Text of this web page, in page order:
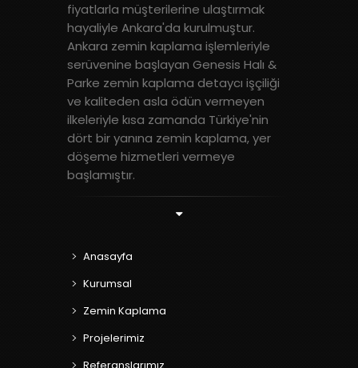
fiyatlarla müşterilerine ulaştırmak
hayaliyle Ankara'da kurulmuştur.
Ankara zemin kaplama işlemleriyle
serüvenine başlayan Genesis Halı &
Parke zemin kaplama detaycı işçiliği
ve kaliteden asla ödün vermeyen
ilkeleriyle kısa zamanda Türkiye'nin
dört bir yanına zemin kaplama, yer
döşeme hizmetleri vermeye
başlamıştır.
Anasayfa
Kurumsal
Zemin Kaplama
Projelerimiz